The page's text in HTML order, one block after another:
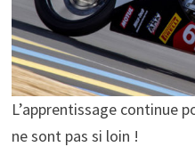
L’apprentissage continue
ne sont pas si loin !